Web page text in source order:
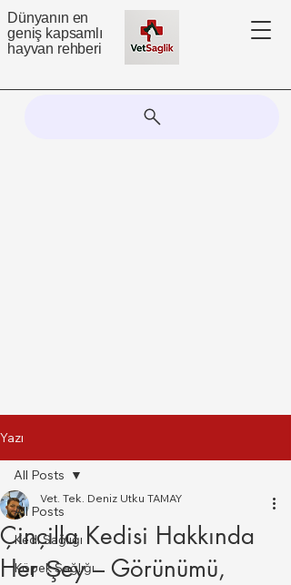
Dünyanın en
geniş kapsamlı
hayvan rehberi
Yazı
All Posts
Kedi Sağlığı
Köpek Sağlığı
All Posts
Çinçilla Kedisi Hakkında
Her Şey – Görünümü,
Vet. Tek. Deniz Utku TAMAY